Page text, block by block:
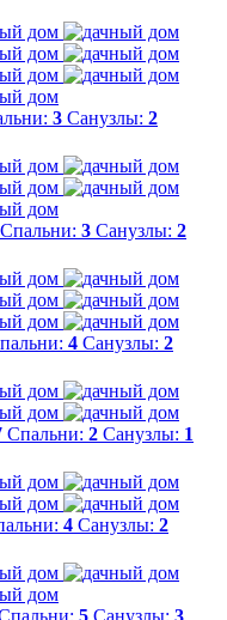
3 Санузлы: 2
Спальни: 3 Санузлы: 2
4 Санузлы: 2
Спальни: 2 Санузлы: 1
4 Санузлы: 2
5 Санузлы: 3